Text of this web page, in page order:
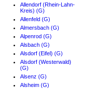
Allendorf (Rhein-Lahn-
Kreis) (G)
Allenfeld (G)
Almersbach (G)
Alpenrod (G)
Alsbach (G)
Alsdorf (Eifel) (G)
Alsdorf (Westerwald)
(G)
Alsenz (G)
Alsheim (G)